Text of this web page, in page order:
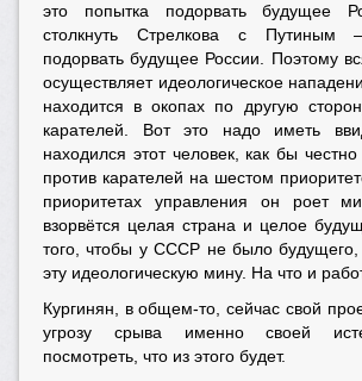
это попытка подорвать будущее
столкнуть Стрелкова с Путиным
подорвать будущее России. Поэтому
осуществляет идеологическое
находится в окопах по другую
карателей. Вот это надо иметь
находился этот человек, как бы
против карателей на шестом
приоритетах управления он роет
взорвётся целая страна и целое
того, чтобы у СССР не было будущего,
эту идеологическую мину. На что и
Кургинян, в общем-то, сейчас свой
угрозу срыва именно своей
посмотреть, что из этого будет.